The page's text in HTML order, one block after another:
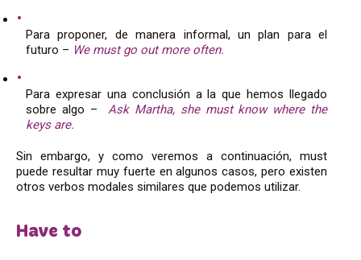
Para proponer, de manera informal, un plan para el
futuro – We must go out more often.
Para expresar una conclusión a la que hemos llegado
sobre algo – Ask Martha, she must know where the
keys are.
Sin embargo, y como veremos a continuación, must
puede resultar muy fuerte en algunos casos, pero existen
otros verbos modales similares que podemos utilizar.
Have to